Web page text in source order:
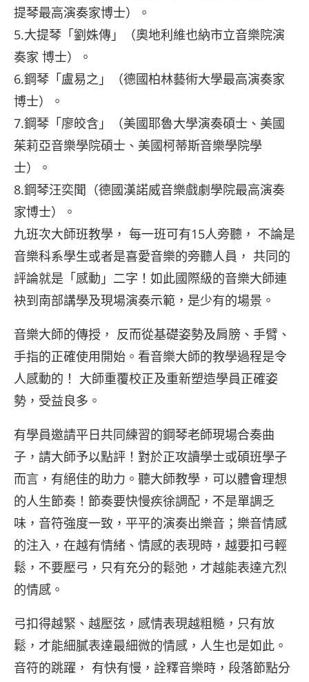
提琴最高演奏家博士）。
5.大提琴「劉姝傳」（奧地利維也納市立音樂院演
奏家 博士）。
6.鋼琴「盧易之」（德國柏林藝術大學最高演奏家
博士）。
7.鋼琴「廖皎含」（美國耶魯大學演奏碩士、美國
茱莉亞音樂學院碩士、美國柯蒂斯音樂學院學
士）。
8.鋼琴汪奕聞（德國漢諾威音樂戲劇學院最高演奏
家博士）。
九班次大師班教學， 每一班可有15人旁聽， 不論是
音樂科系學生或者是喜愛音樂的旁聽人員， 共同的
評論就是「感動」二字！如此國際級的音樂大師連
袂到南部講學及現場演奏示範，是少有的場景。
音樂大師的傳授， 反而從基礎姿勢及肩膀、手臂、
手指的正確使用開始。看音樂大師的教學過程是令
人感動的！ 大師重覆校正及重新塑造學員正確姿
勢，受益良多。
有學員邀請平日共同練習的鋼琴老師現場合奏曲
子，請大師予以點評！對於正攻讀學士或碩班學子
而言，有絕佳的助力。聽大師教學，可以體會理想
的人生節奏！節奏要快慢疾徐調配，不是單調乏
味，音符強度一致，平平的演奏出樂音；樂音情感
的注入，在越有情緒、情感的表現時，越要扣弓輕
鬆，不要壓弓，只有充分的鬆弛，才越能表達亢烈
的情感。
弓扣得越緊、越壓弦，感情表現越粗糙，只有放
鬆，才能細膩表達最細微的情感，人生也是如此。
音符的跳躍， 有快有慢，詮釋音樂時，段落節點分